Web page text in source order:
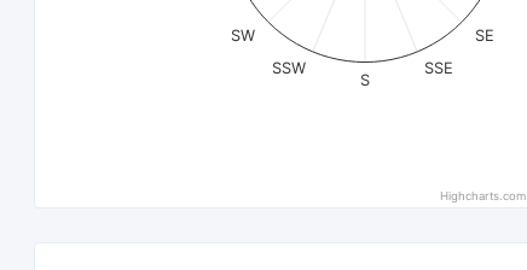
SE
SSE
S
SSW
SW
Highcharts.com